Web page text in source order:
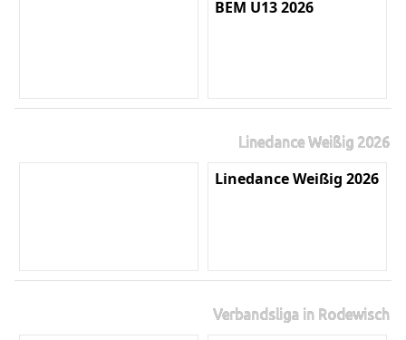
BEM U13 2026
Linedance Weißig 2026
Linedance Weißig 2026
Verbandsliga in Rodewisch